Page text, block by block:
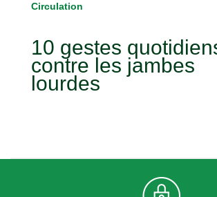
Circulation
10 gestes
contre les jambes
lourdes